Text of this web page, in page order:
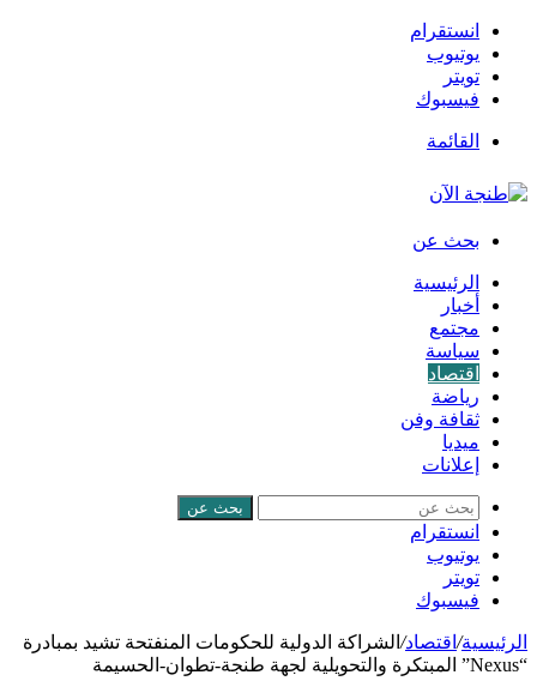
انستقرام
يوتيوب
تويتر
فيسبوك
القائمة
بحث عن
الرئيسية
أخبار
مجتمع
سياسة
اقتصاد
رياضة
ثقافة وفن
ميديا
إعلانات
بحث عن
انستقرام
يوتيوب
تويتر
فيسبوك
الرئيسية/ اقتصاد/ الشراكة الدولية للحكومات المنفتحة تشيد بمبادرة
“Nexus” المبتكرة والتحويلية لجهة طنجة-تطوان-الحسيمة